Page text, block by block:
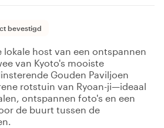
bevestigd
lokale host van een ontspannen
van Kyoto's mooiste
Gouden Paviljoen
rotstuin van Ryoan-ji—ideaal
ontspannen foto's en een
de buurt tussen de